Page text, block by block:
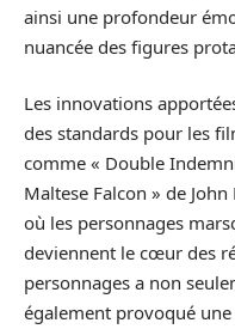
ainsi une profondeur
nuancée des figures
Les innovations
des standards pour les
comme « Double
Maltese Falcon » de
où les personnages
deviennent le cœur des
personnages a non
également provoqué